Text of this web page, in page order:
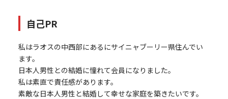
自己PR
私はラオスの中西部にあるにサイニャブーリー県住んでい
ます。
日本人男性との結婚に憧れて会員になりました。
私は素直で責任感があります。
素敵な日本人男性と結婚して幸せな家庭を築きたいです。